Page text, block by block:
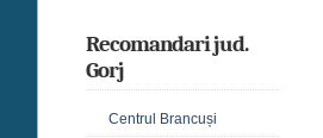
Recomandari jud.
Gorj
Centrul Brancuși